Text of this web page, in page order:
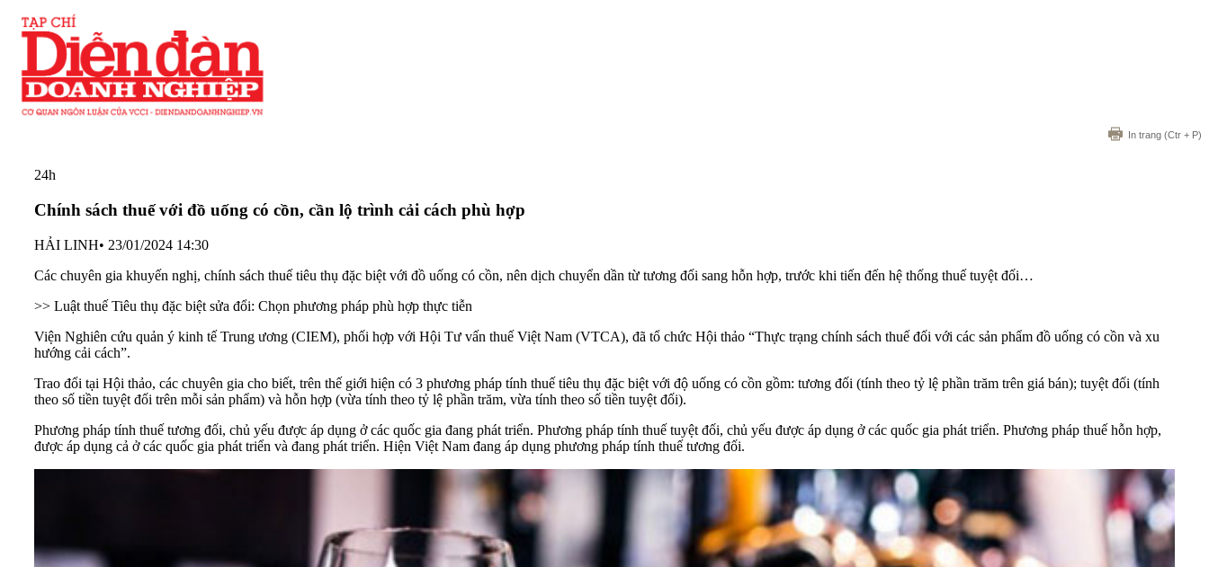
In trang (Ctr + P)
24h
Chính sách thuế với đồ uống có cồn, cần lộ trình cải cách phù hợp
HẢI LINH• 23/01/2024 14:30
Các chuyên gia khuyến nghị, chính sách thuế tiêu thụ đặc biệt với đồ uống có cồn, nên dịch chuyển dần từ tương đối sang hỗn hợp, trước khi tiến đến hệ thống thuế tuyệt đối…
>> Luật thuế Tiêu thụ đặc biệt sửa đổi: Chọn phương pháp phù hợp thực tiễn
Viện Nghiên cứu quản ý kinh tế Trung ương (CIEM), phối hợp với Hội Tư vấn thuế Việt Nam (VTCA), đã tổ chức Hội thảo “Thực trạng chính sách thuế đối với các sản phẩm đồ uống có cồn và xu
hướng cải cách”.
Trao đổi tại Hội thảo, các chuyên gia cho biết, trên thế giới hiện có 3 phương pháp tính thuế tiêu thụ đặc biệt với độ uống có cồn gồm: tương đối (tính theo tỷ lệ phần trăm trên giá bán); tuyệt đối (tính
theo số tiền tuyệt đối trên mỗi sản phẩm) và hỗn hợp (vừa tính theo tỷ lệ phần trăm, vừa tính theo số tiền tuyệt đối).
Phương pháp tính thuế tương đối, chủ yếu được áp dụng ở các quốc gia đang phát triển. Phương pháp tính thuế tuyệt đối, chủ yếu được áp dụng ở các quốc gia phát triển. Phương pháp thuế hỗn hợp,
được áp dụng cả ở các quốc gia phát triển và đang phát triển. Hiện Việt Nam đang áp dụng phương pháp tính thuế tương đối.